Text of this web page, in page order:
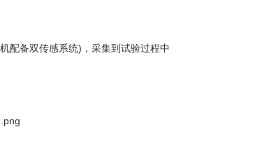
配备双传感系统)，采集到试验过程中